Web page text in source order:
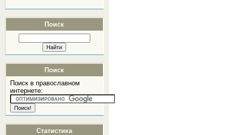
Поиск
Поиск
Поиск в православном
интернете:
Статистика